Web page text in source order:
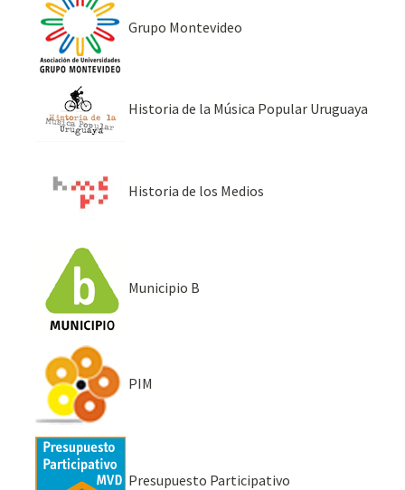
Grupo Montevideo
Historia de la Música Popular Uruguaya
Historia de los Medios
Municipio B
PIM
Presupuesto Participativo